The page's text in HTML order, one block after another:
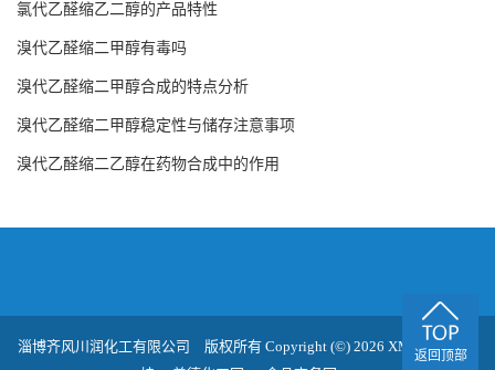
氯代乙醛缩乙二醇的产品特性
溴代乙醛缩二甲醇有毒吗
溴代乙醛缩二甲醇合成的特点分析
溴代乙醛缩二甲醇稳定性与储存注意事项
溴代乙醛缩二乙醇在药物合成中的作用
淄博齐风川润化工有限公司 版权所有 Copyright (©) 2026 XML
技术支
返回顶部